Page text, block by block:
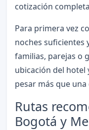
cotización
Para primera vez
noches suficientes
familias, parejas o
ubicación del hotel
pesar más que
Rutas
Bogotá y